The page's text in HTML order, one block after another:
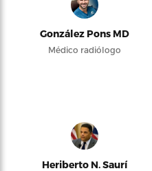
González Pons MD
Médico radiólogo
Heriberto N. Saurí